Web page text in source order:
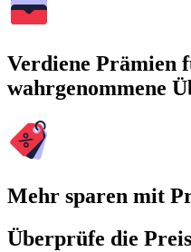
Verdiene Prämien
wahrgenommene
Mehr sparen mit
Überprüfe die